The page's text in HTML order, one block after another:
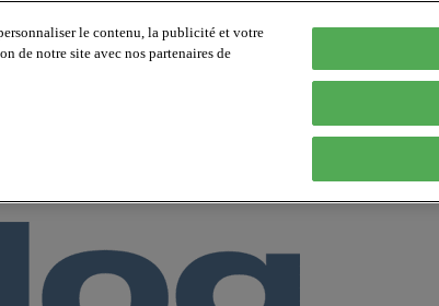
le contenu, la publicité et votre
de notre site avec nos partenaires de